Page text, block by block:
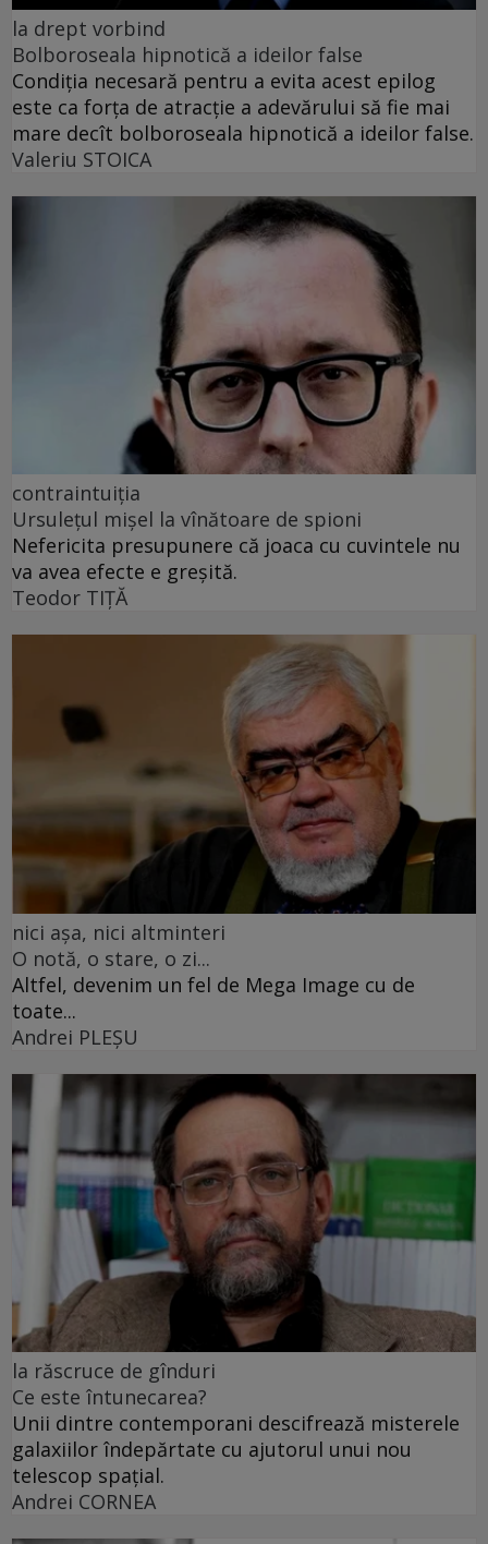
la drept vorbind
Bolboroseala hipnotică a ideilor false
Condiția necesară pentru a evita acest epilog
este ca forța de atracție a adevărului să fie mai
mare decît bolboroseala hipnotică a ideilor false.
Valeriu STOICA
contraintuiția
Ursulețul mișel la vînătoare de spioni
Nefericita presupunere că joaca cu cuvintele nu
va avea efecte e greșită.
Teodor TIŢĂ
nici așa, nici altminteri
O notă, o stare, o zi...
Altfel, devenim un fel de Mega Image cu de
toate...
Andrei PLEŞU
la răscruce de gînduri
Ce este întunecarea?
Unii dintre contemporani descifrează misterele
galaxiilor îndepărtate cu ajutorul unui nou
telescop spațial.
Andrei CORNEA